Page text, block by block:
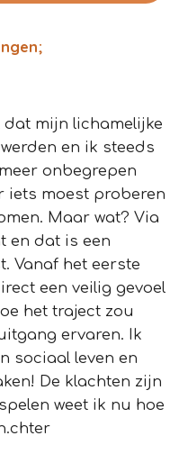
dat mijn lichamelijke
en ik steeds
onbegrepen
iets moest proberen
Maar wat? Via
en dat is een
Vanaf het eerste
een veilig gevoel
het traject zou
ervaren. Ik
sociaal leven en
De klachten zijn
weet ik nu hoe